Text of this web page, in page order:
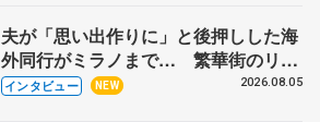
夫が「思い出作りに」と後押しした海
外同行がミラノまで… 繁華街のリン
クでは不良のお兄さんも味方に 小林
インタビュー NEW 2026.08.05